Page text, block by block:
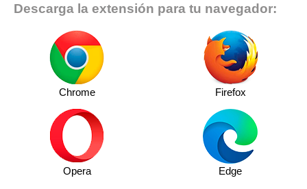
Descarga la extensión para tu navegador:
Chrome Firefox
Opera Edge